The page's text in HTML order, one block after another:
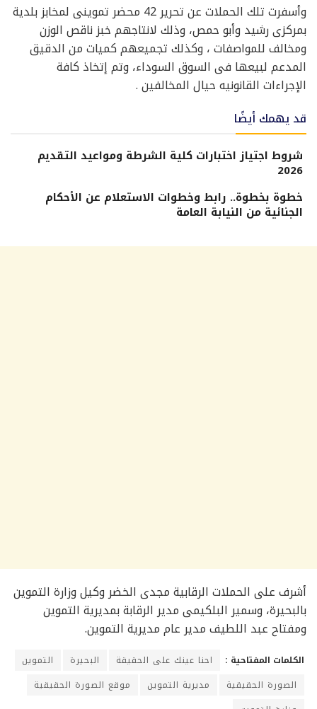
وأسفرت تلك الحملات عن تحرير 42 محضر تموينى لمخابز بلدية
بمركزى رشيد وأبو حمص، وذلك لانتاجهم خبز ناقص الوزن
ومخالف للمواصفات ، وكذلك تجميعهم كميات من الدقيق
المدعم لبيعها فى السوق السوداء، وتم إتخاذ كافة
الإجراءات القانونيه حيال المخالفين .
قد يهمك أيضًا
شروط اجتياز اختبارات كلية الشرطة ومواعيد التقديم
2026
خطوة بخطوة.. رابط وخطوات الاستعلام عن الأحكام
الجنائية من النيابة العامة
أشرف على الحملات الرقابية مجدى الخضر وكيل وزارة التموين
بالبحيرة، وسمير البلكيمى مدير الرقابة بمديرية التموين
ومفتاح عبد اللطيف مدير عام مديرية التموين.
الكلمات المفتاحية : احنا عينك على الحقيقة البحيرة
التموين
الصورة الحقيقية
مديرية التموين
موقع الصورة الحقيقية